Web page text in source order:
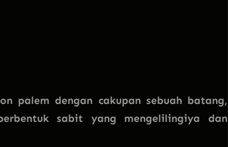
palem dengan cakupan sebuah batang,
sabit yang mengelilingiya dan